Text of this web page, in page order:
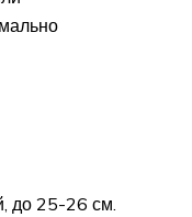
до 25-26 см.